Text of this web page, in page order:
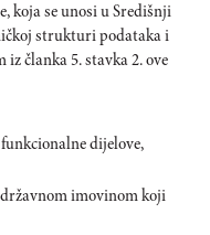
koja se unosi u Središnji
strukturi podataka i
članka 5. stavka 2. ove
dijelove,
imovinom koji